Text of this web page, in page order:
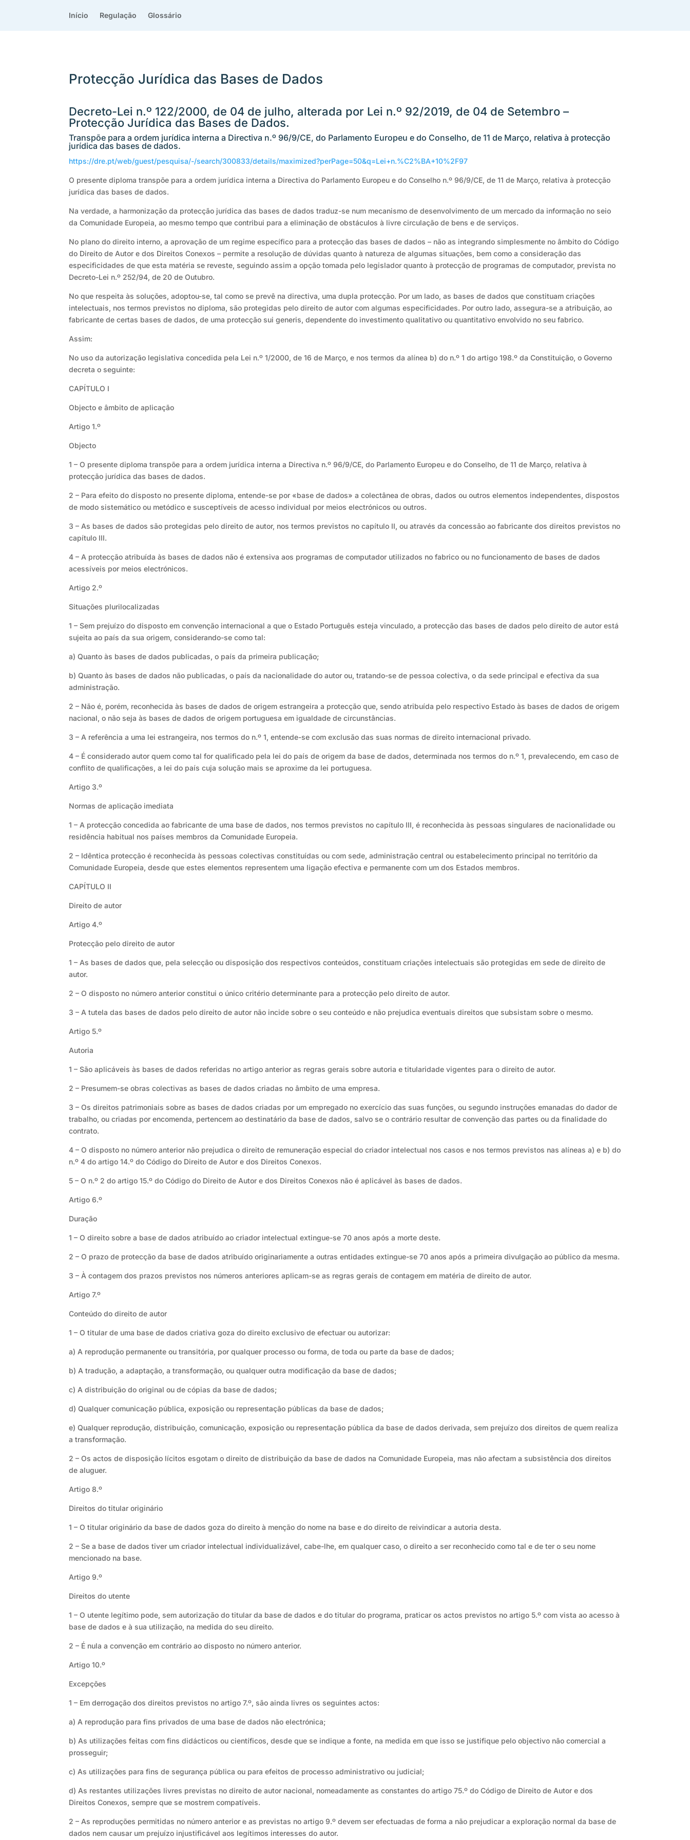
Início Regulação Glossário
Protecção Jurídica das Bases de Dados
Decreto-Lei n.º 122/2000, de 04 de julho, alterada por Lei n.º 92/2019, de 04 de Setembro –
Protecção Jurídica das Bases de Dados.
Transpõe para a ordem jurídica interna a Directiva n.º 96/9/CE, do Parlamento Europeu e do Conselho, de 11 de Março, relativa à protecção
jurídica das bases de dados.
https://dre.pt/web/guest/pesquisa/-/search/300833/details/maximized?perPage=50&q=Lei+n.%C2%BA+10%2F97
O presente diploma transpõe para a ordem jurídica interna a Directiva do Parlamento Europeu e do Conselho n.º 96/9/CE, de 11 de Março, relativa à protecção
jurídica das bases de dados.
Na verdade, a harmonização da protecção jurídica das bases de dados traduz-se num mecanismo de desenvolvimento de um mercado da informação no seio
da Comunidade Europeia, ao mesmo tempo que contribui para a eliminação de obstáculos à livre circulação de bens e de serviços.
No plano do direito interno, a aprovação de um regime específico para a protecção das bases de dados – não as integrando simplesmente no âmbito do Código
do Direito de Autor e dos Direitos Conexos – permite a resolução de dúvidas quanto à natureza de algumas situações, bem como a consideração das
especificidades de que esta matéria se reveste, seguindo assim a opção tomada pelo legislador quanto à protecção de programas de computador, prevista no
Decreto-Lei n.º 252/94, de 20 de Outubro.
No que respeita às soluções, adoptou-se, tal como se prevê na directiva, uma dupla protecção. Por um lado, as bases de dados que constituam criações
intelectuais, nos termos previstos no diploma, são protegidas pelo direito de autor com algumas especificidades. Por outro lado, assegura-se a atribuição, ao
fabricante de certas bases de dados, de uma protecção sui generis, dependente do investimento qualitativo ou quantitativo envolvido no seu fabrico.
Assim:
No uso da autorização legislativa concedida pela Lei n.º 1/2000, de 16 de Março, e nos termos da alínea b) do n.º 1 do artigo 198.º da Constituição, o Governo
decreta o seguinte:
CAPÍTULO I
Objecto e âmbito de aplicação
Artigo 1.º
Objecto
1 – O presente diploma transpõe para a ordem jurídica interna a Directiva n.º 96/9/CE, do Parlamento Europeu e do Conselho, de 11 de Março, relativa à
protecção jurídica das bases de dados.
2 – Para efeito do disposto no presente diploma, entende-se por «base de dados» a colectânea de obras, dados ou outros elementos independentes, dispostos
de modo sistemático ou metódico e susceptíveis de acesso individual por meios electrónicos ou outros.
3 – As bases de dados são protegidas pelo direito de autor, nos termos previstos no capítulo II, ou através da concessão ao fabricante dos direitos previstos no
capítulo III.
4 – A protecção atribuída às bases de dados não é extensiva aos programas de computador utilizados no fabrico ou no funcionamento de bases de dados
acessíveis por meios electrónicos.
Artigo 2.º
Situações plurilocalizadas
1 – Sem prejuízo do disposto em convenção internacional a que o Estado Português esteja vinculado, a protecção das bases de dados pelo direito de autor está
sujeita ao país da sua origem, considerando-se como tal:
a) Quanto às bases de dados publicadas, o país da primeira publicação;
b) Quanto às bases de dados não publicadas, o país da nacionalidade do autor ou, tratando-se de pessoa colectiva, o da sede principal e efectiva da sua
administração.
2 – Não é, porém, reconhecida às bases de dados de origem estrangeira a protecção que, sendo atribuída pelo respectivo Estado às bases de dados de origem
nacional, o não seja às bases de dados de origem portuguesa em igualdade de circunstâncias.
3 – A referência a uma lei estrangeira, nos termos do n.º 1, entende-se com exclusão das suas normas de direito internacional privado.
4 – É considerado autor quem como tal for qualificado pela lei do país de origem da base de dados, determinada nos termos do n.º 1, prevalecendo, em caso de
conflito de qualificações, a lei do país cuja solução mais se aproxime da lei portuguesa.
Artigo 3.º
Normas de aplicação imediata
1 – A protecção concedida ao fabricante de uma base de dados, nos termos previstos no capítulo III, é reconhecida às pessoas singulares de nacionalidade ou
residência habitual nos países membros da Comunidade Europeia.
2 – Idêntica protecção é reconhecida às pessoas colectivas constituídas ou com sede, administração central ou estabelecimento principal no território da
Comunidade Europeia, desde que estes elementos representem uma ligação efectiva e permanente com um dos Estados membros.
CAPÍTULO II
Direito de autor
Artigo 4.º
Protecção pelo direito de autor
1 – As bases de dados que, pela selecção ou disposição dos respectivos conteúdos, constituam criações intelectuais são protegidas em sede de direito de
autor.
2 – O disposto no número anterior constitui o único critério determinante para a protecção pelo direito de autor.
3 – A tutela das bases de dados pelo direito de autor não incide sobre o seu conteúdo e não prejudica eventuais direitos que subsistam sobre o mesmo.
Artigo 5.º
Autoria
1 – São aplicáveis às bases de dados referidas no artigo anterior as regras gerais sobre autoria e titularidade vigentes para o direito de autor.
2 – Presumem-se obras colectivas as bases de dados criadas no âmbito de uma empresa.
3 – Os direitos patrimoniais sobre as bases de dados criadas por um empregado no exercício das suas funções, ou segundo instruções emanadas do dador de
trabalho, ou criadas por encomenda, pertencem ao destinatário da base de dados, salvo se o contrário resultar de convenção das partes ou da finalidade do
contrato.
4 – O disposto no número anterior não prejudica o direito de remuneração especial do criador intelectual nos casos e nos termos previstos nas alíneas a) e b) do
n.º 4 do artigo 14.º do Código do Direito de Autor e dos Direitos Conexos.
5 – O n.º 2 do artigo 15.º do Código do Direito de Autor e dos Direitos Conexos não é aplicável às bases de dados.
Artigo 6.º
Duração
1 – O direito sobre a base de dados atribuído ao criador intelectual extingue-se 70 anos após a morte deste.
2 – O prazo de protecção da base de dados atribuído originariamente a outras entidades extingue-se 70 anos após a primeira divulgação ao público da mesma.
3 – À contagem dos prazos previstos nos números anteriores aplicam-se as regras gerais de contagem em matéria de direito de autor.
Artigo 7.º
Conteúdo do direito de autor
1 – O titular de uma base de dados criativa goza do direito exclusivo de efectuar ou autorizar:
a) A reprodução permanente ou transitória, por qualquer processo ou forma, de toda ou parte da base de dados;
b) A tradução, a adaptação, a transformação, ou qualquer outra modificação da base de dados;
c) A distribuição do original ou de cópias da base de dados;
d) Qualquer comunicação pública, exposição ou representação públicas da base de dados;
e) Qualquer reprodução, distribuição, comunicação, exposição ou representação pública da base de dados derivada, sem prejuízo dos direitos de quem realiza
a transformação.
2 – Os actos de disposição lícitos esgotam o direito de distribuição da base de dados na Comunidade Europeia, mas não afectam a subsistência dos direitos
de aluguer.
Artigo 8.º
Direitos do titular originário
1 – O titular originário da base de dados goza do direito à menção do nome na base e do direito de reivindicar a autoria desta.
2 – Se a base de dados tiver um criador intelectual individualizável, cabe-lhe, em qualquer caso, o direito a ser reconhecido como tal e de ter o seu nome
mencionado na base.
Artigo 9.º
Direitos do utente
1 – O utente legítimo pode, sem autorização do titular da base de dados e do titular do programa, praticar os actos previstos no artigo 5.º com vista ao acesso à
base de dados e à sua utilização, na medida do seu direito.
2 – É nula a convenção em contrário ao disposto no número anterior.
Artigo 10.º
Excepções
1 – Em derrogação dos direitos previstos no artigo 7.º, são ainda livres os seguintes actos:
a) A reprodução para fins privados de uma base de dados não electrónica;
b) As utilizações feitas com fins didácticos ou científicos, desde que se indique a fonte, na medida em que isso se justifique pelo objectivo não comercial a
prosseguir;
c) As utilizações para fins de segurança pública ou para efeitos de processo administrativo ou judicial;
d) As restantes utilizações livres previstas no direito de autor nacional, nomeadamente as constantes do artigo 75.º do Código de Direito de Autor e dos
Direitos Conexos, sempre que se mostrem compatíveis.
2 – As reproduções permitidas no número anterior e as previstas no artigo 9.º devem ser efectuadas de forma a não prejudicar a exploração normal da base de
dados nem causar um prejuízo injustificável aos legítimos interesses do autor.